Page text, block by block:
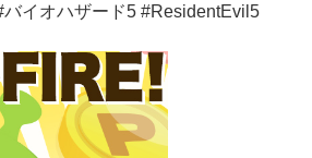
イオハザード5 #ResidentEvil5